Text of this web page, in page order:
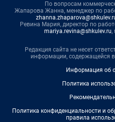
По вопросам
Жапарова Жанна, менеджер по
Ревина Мария, директор по
mariya.revina@shkulev.ru,
Редакция сайта не несет
информации, содержащейся
Информация об
Политика
Политика конфиденциальности и
правила